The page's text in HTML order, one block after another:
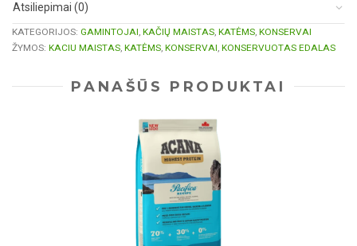
Atsiliepimai (0)
KATEGORIJOS: GAMINTOJAI, KAČIŲ MAISTAS, KATĖMS, KONSERVAI
ŽYMOS: KACIU MAISTAS, KATĖMS, KONSERVAI, KONSERVUOTAS EDALAS
PANAŠŪS PRODUKTAI